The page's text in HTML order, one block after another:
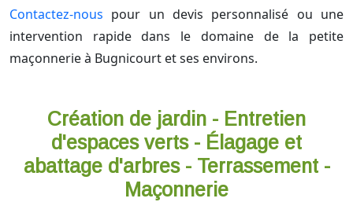
Contactez-nous pour un devis personnalisé ou une
intervention rapide dans le domaine de la petite
maçonnerie à Bugnicourt et ses environs.
Création de jardin - Entretien
d'espaces verts - Élagage et
abattage d'arbres - Terrassement -
Maçonnerie